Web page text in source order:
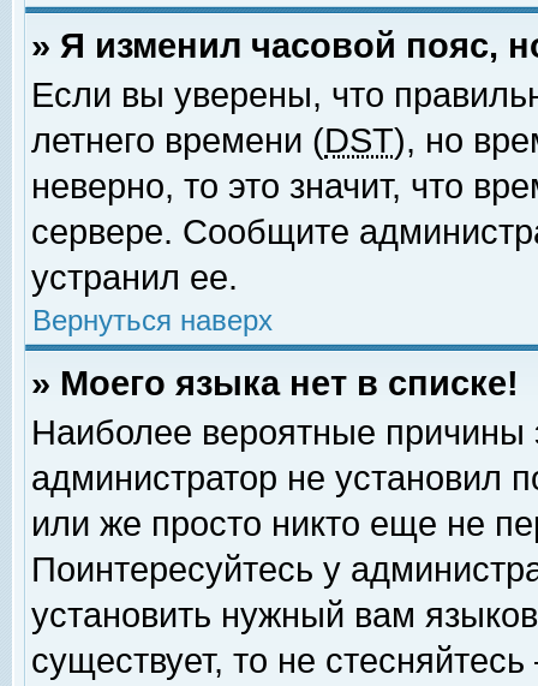
» Я изменил часовой пояс,
Если вы уверены, что
летнего времени (DST), но
неверно, то это значит, что
сервере. Сообщите
устранил ее.
Вернуться наверх
» Моего языка нет в списке!
Наиболее вероятные причины
администратор не установил
или же просто никто еще не
Поинтересуйтесь у
установить нужный вам
существует, то не